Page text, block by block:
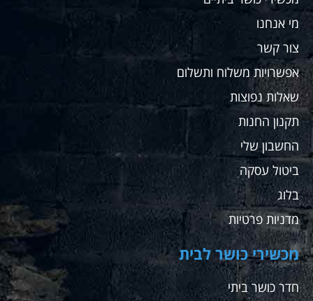
מי אנחנו
צור קשר
אפשרויות משלוח ותשלום
שאלות נפוצות
תקנון החנות
החשבון שלי
ביטול עסקה
בלוג
מדניות פרטיות
מכשירי כושר לבית
חדר כושר ביתי